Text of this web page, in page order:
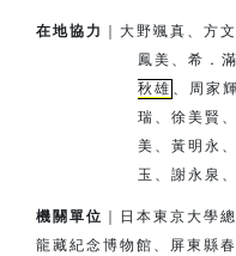
在地協力
大野颯真、方
鳳美、希．滿
秋雄 、周家
瑞、徐美賢
美、 黃明永
玉、謝永泉
機關單位
｜日本東京大學
龍藏紀念博物館、 屏東縣